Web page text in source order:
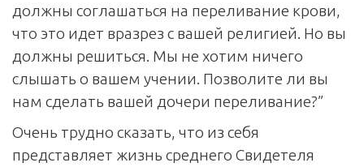
должны соглашаться на переливание крови,
что это идет вразрез с вашей религией. Но вы
должны решиться. Мы не хотим ничего
слышать о вашем учении. Позволите ли вы
нам сделать вашей дочери переливание?”
Очень трудно сказать, что из себя
представляет жизнь среднего Свидетеля